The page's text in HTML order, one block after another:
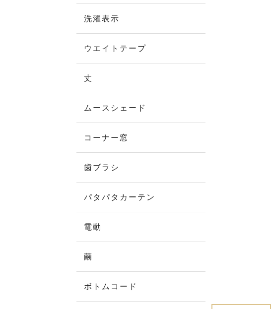
洗濯表示
ウエイトテープ
丈
ムースシェード
コーナー窓
歯ブラシ
パタパタカーテン
電動
繭
ボトムコード